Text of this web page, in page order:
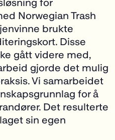
for
Norwegian Trash
brukte
Disse
gått videre med,
gjorde det mulig
Vi samarbeidet
for å
Det resulterte
sin egen